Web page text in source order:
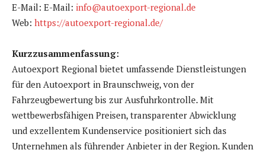
E-Mail: E-Mail: info@autoexport-regional.de
Web: https://autoexport-regional.de/
Kurzzusammenfassung:
Autoexport Regional bietet umfassende Dienstleistungen
für den Autoexport in Braunschweig, von der
Fahrzeugbewertung bis zur Ausfuhrkontrolle. Mit
wettbewerbsfähigen Preisen, transparenter Abwicklung
und exzellentem Kundenservice positioniert sich das
Unternehmen als führender Anbieter in der Region. Kunden